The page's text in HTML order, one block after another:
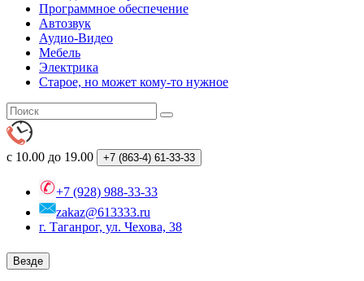
Программное обеспечение
Автозвук
Аудио-Видео
Мебель
Электрика
Старое, но может кому-то нужное
с 10.00 до 19.00 +7 (863-4) 61-33-33
+7 (928) 988-33-33
zakaz@613333.ru
г. Таганрог, ул. Чехова, 38
Везде